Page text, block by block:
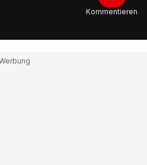
Kommentieren